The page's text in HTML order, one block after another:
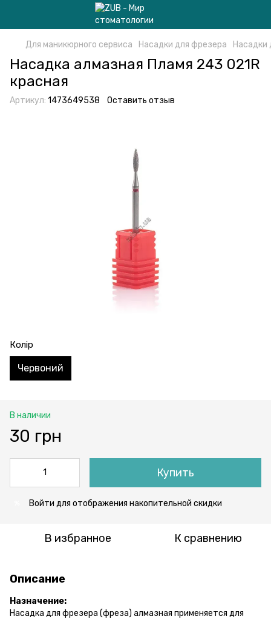
Для маникюрного сервиса Насадки для фрезера Насадки
Насадка алмазная Пламя 243 021R
красная
Артикул: 1473649538 Оставить отзыв
Колір
Червоний
В наличии
30 грн
Купить
Войти для отображения накопительной скидки
В избранное К сравнению
Описание
Назначение:
Насадка для фрезера (фреза) алмазная применяется для